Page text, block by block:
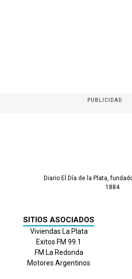
PUBLICIDAD
Diario El Día de la Plata,
1884
SITIOS ASOCIADOS
Viviendas La Plata
Exitos FM 99.1
FM La Redonda
Motores Argentinos